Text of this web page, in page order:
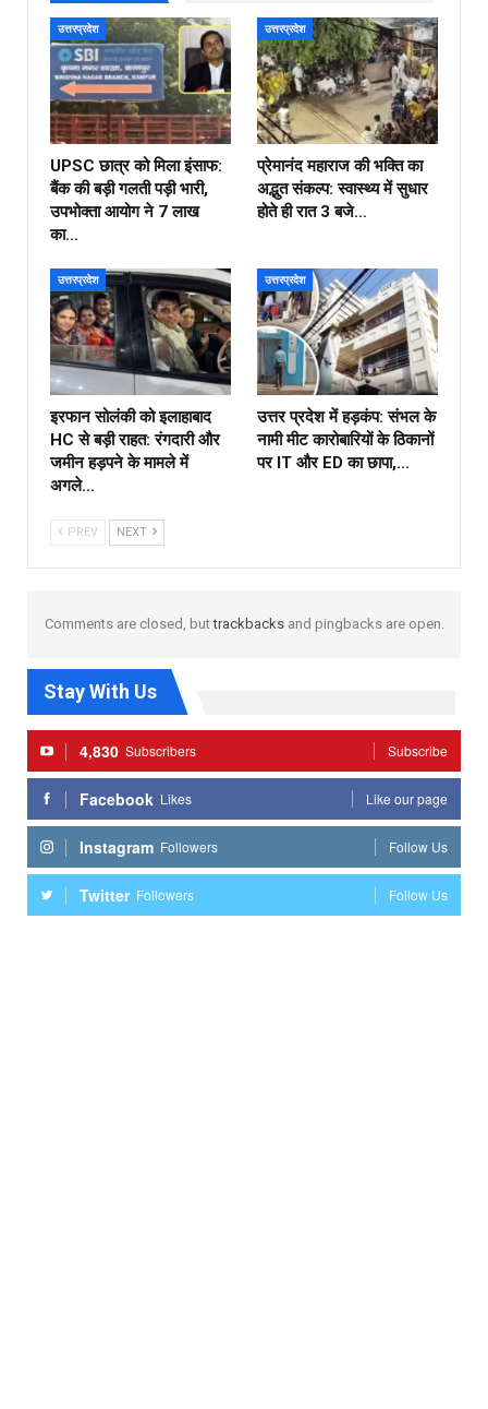
उत्तरप्रदेश
UPSC छात्र को मिला इंसाफ:
बैंक की बड़ी गलती पड़ी भारी,
उपभोक्ता आयोग ने ₹7 लाख
का…
उत्तरप्रदेश
प्रेमानंद महाराज की भक्ति का
अद्भुत संकल्प: स्वास्थ्य में सुधार
होते ही रात 3 बजे…
उत्तरप्रदेश
इरफान सोलंकी को इलाहाबाद
HC से बड़ी राहत: रंगदारी और
जमीन हड़पने के मामले में
अगले…
उत्तरप्रदेश
उत्तर प्रदेश में हड़कंप: संभल के
नामी मीट कारोबारियों के ठिकानों
पर IT और ED का छापा,…
PREV NEXT
Comments are closed, buttrackbacksand pingbacks are open.
Stay With Us
4,830 Subscribers Subscribe
Facebook Likes Like our page
Instagram Followers Follow Us
Twitter Followers Follow Us